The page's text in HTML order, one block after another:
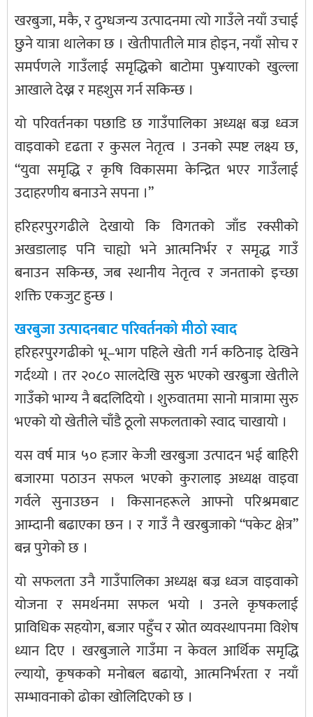
खरबुजा, मकै, र दुग्धजन्य उत्पादनमा त्यो गाउँले नयाँ उचाई
छुने यात्रा थालेका छ । खेतीपातीले मात्र होइन, नयाँ सोच र
समर्पणले गाउँलाई समृद्धिको बाटोमा पु¥याएको खुल्ला
आखाले देख्न र महशुस गर्न सकिन्छ ।
यो परिवर्तनका पछाडि छ गाउँपालिका अध्यक्ष बज्र ध्वज
वाइवाको दृढता र कुसल नेतृत्व । उनको स्पष्ट लक्ष्य छ,
“युवा समृद्धि र कृषि विकासमा केन्द्रित भएर गाउँलाई
उदाहरणीय बनाउने सपना ।”
हरिहरपुरगढीले देखायो कि विगतको जाँड रक्सीको
अखडालाइ पनि चाह्यो भने आत्मनिर्भर र समृद्ध गाउँ
बनाउन सकिन्छ, जब स्थानीय नेतृत्व र जनताको इच्छा
शक्ति एकजुट हुन्छ ।
खरबुजा उत्पादनबाट परिवर्तनको मीठो स्वाद
हरिहरपुरगढीको भू–भाग पहिले खेती गर्न कठिनाइ देखिने
गर्दथ्यो । तर २०८० सालदेखि सुरु भएको खरबुजा खेतीले
गाउँको भाग्य नै बदलिदियो । शुरुवातमा सानो मात्रामा सुरु
भएको यो खेतीले चाँडै ठूलो सफलताको स्वाद चाखायो ।
यस वर्ष मात्र ५० हजार केजी खरबुजा उत्पादन भई बाहिरी
बजारमा पठाउन सफल भएको कुरालाइ अध्यक्ष वाइवा
गर्वले सुनाउछन । किसानहरूले आफ्नो परिश्रमबाट
आम्दानी बढाएका छन । र गाउँ नै खरबुजाको “पकेट क्षेत्र”
बन्न पुगेको छ ।
यो सफलता उनै गाउँपालिका अध्यक्ष बज्र ध्वज वाइवाको
योजना र समर्थनमा सफल भयो । उनले कृषकलाई
प्राविधिक सहयोग, बजार पहुँच र स्रोत व्यवस्थापनमा विशेष
ध्यान दिए । खरबुजाले गाउँमा न केवल आर्थिक समृद्धि
ल्यायो, कृषकको मनोबल बढायो, आत्मनिर्भरता र नयाँ
सम्भावनाको ढोका खोलिदिएको छ ।